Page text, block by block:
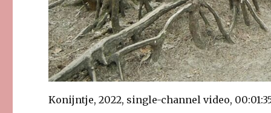
Konijntje, 2022, single-channel video,